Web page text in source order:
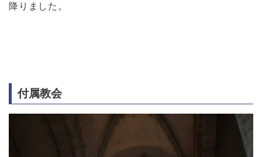
降りました。
付属教会